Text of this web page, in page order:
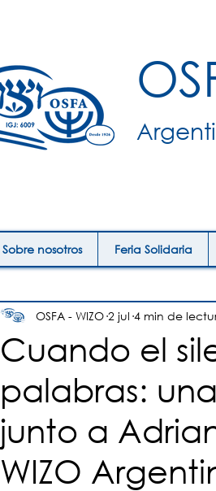
Sobre nosotros Feria Solidaria
Cuando el
palabras:
junto a
WIZO
OSFA - WIZO 2 jul 4 min de